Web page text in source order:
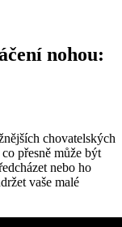
nohou:
chovatelských
přesně může být
nebo ho
vaše malé